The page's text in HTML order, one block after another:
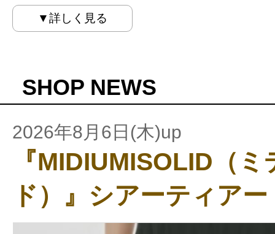
▼詳しく見る
SHOP NEWS
2026年8月6日(木)up
『MIDIUMISOLID（
ド）』シアーティア